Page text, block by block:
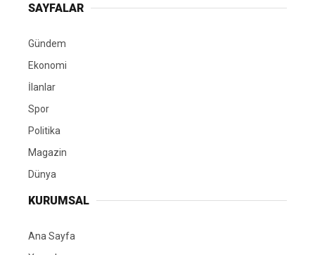
SAYFALAR
Gündem
Ekonomi
İlanlar
Spor
Politika
Magazin
Dünya
KURUMSAL
Ana Sayfa